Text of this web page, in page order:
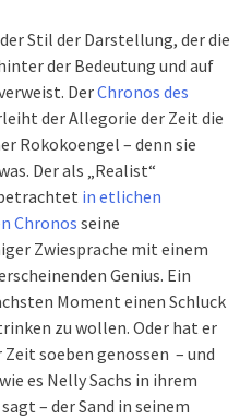
Stil der Darstellung, der die
der Bedeutung und auf
DerChronos des
der Allegorie der Zeit die
Rokokoengel – denn sie
Der als „Realist“
in etlichen
Chronos seine
Zwiesprache mit einem
Genius. Ein
Moment einen Schluck
zu wollen. Oder hat er
soeben genossen – und
es Nelly Sachs in ihrem
– der Sand in seinem